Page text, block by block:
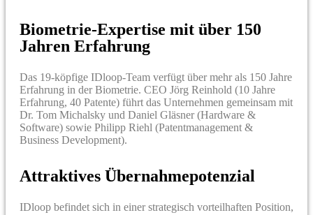
Biometrie-Expertise mit über 150
Jahren Erfahrung
Das 19-köpfige IDloop-Team verfügt über mehr als 150 Jahre
Erfahrung in der Biometrie. CEO Jörg Reinhold (10 Jahre
Erfahrung, 40 Patente) führt das Unternehmen gemeinsam mit
Dr. Tom Michalsky und Daniel Gläsner (Hardware &
Software) sowie Philipp Riehl (Patentmanagement &
Business Development).
Attraktives Übernahmepotenzial
IDloop befindet sich in einer strategisch vorteilhaften Position,